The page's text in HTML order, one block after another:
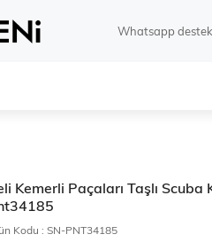
Whatsapp
Kemerli Paçaları Taşlı
Kodu : SN-PNT34185